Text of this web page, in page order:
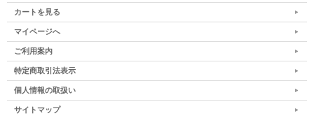
カートを見る
マイページへ
ご利用案内
特定商取引法表示
個人情報の取扱い
サイトマップ